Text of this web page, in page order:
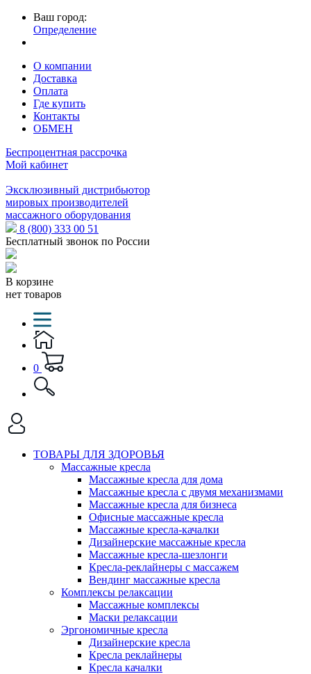
Ваш город:
Определение
О компании
Доставка
Оплата
Где купить
Контакты
ОБМЕН
Беспроцентная рассрочка
Мой кабинет
Эксклюзивный дистрибьютор
мировых производителей
массажного оборудования
8 (800) 333 00 51
Бесплатный звонок по России
В корзине
нет товаров
0
ТОВАРЫ ДЛЯ ЗДОРОВЬЯ
Массажные кресла
Массажные кресла для дома
Массажные кресла с двумя механизмами
Массажные кресла для бизнеса
Офисные массажные кресла
Массажные кресла-качалки
Дизайнерские массажные кресла
Массажные кресла-шезлонги
Кресла-реклайнеры с массажем
Вендинг массажные кресла
Комплексы релаксации
Массажные комплексы
Маски релаксации
Эргономичные кресла
Дизайнерские кресла
Кресла реклайнеры
Кресла качалки